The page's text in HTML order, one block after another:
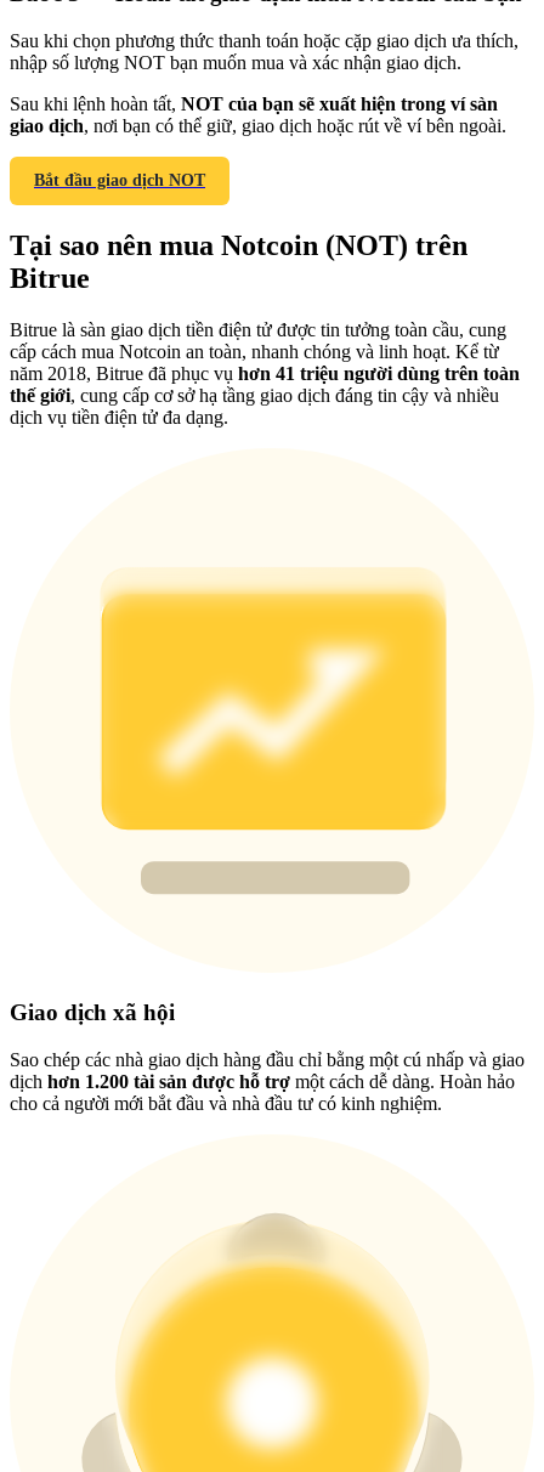
Giới thiệu
Mời một người bạn để nhận phần thưởng tiền mặt
BTC Welcome Rewards
Deposit CASHCAT & Win
Share 500000 CASHCAT prize pool
Exclusive for BitMart Users
USDT New User Exclusive 10% APR
USDT Flexible Staking | Daily Rewards
BTC Flexible Staking | Daily Rewards
Sau khi chọn phương thức thanh toán hoặc cặp giao dịch ưa thích,
nhập số lượng NOT bạn muốn mua và xác nhận giao dịch.
Sau khi lệnh hoàn tất, NOT của bạn sẽ xuất hiện trong ví sàn
giao dịch, nơi bạn có thể giữ, giao dịch hoặc rút về ví bên ngoài.
Bắt đầu giao dịch NOT
Tại sao nên mua Notcoin (NOT) trên
Bitrue
Bitrue là sàn giao dịch tiền điện tử được tin tưởng toàn cầu, cung
cấp cách mua Notcoin an toàn, nhanh chóng và linh hoạt. Kể từ
năm 2018, Bitrue đã phục vụ hơn 41 triệu người dùng trên toàn
thế giới, cung cấp cơ sở hạ tầng giao dịch đáng tin cậy và nhiều
dịch vụ tiền điện tử đa dạng.
Giao dịch xã hội
Sao chép các nhà giao dịch hàng đầu chỉ bằng một cú nhấp và giao
dịch hơn 1.200 tài sản được hỗ trợ một cách dễ dàng. Hoàn hảo
cho cả người mới bắt đầu và nhà đầu tư có kinh nghiệm.